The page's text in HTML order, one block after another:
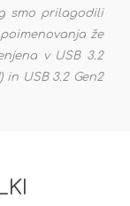
smo prilagodili
že
v USB 3.2
in USB 3.2 Gen2